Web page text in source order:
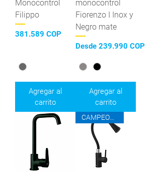
Monocontrol
Filippo
Precio
381.589 COP
Agregar al
carrito
monocontrol
Fiorenzo I Inox y
Negro mate
Desde 239.990 COP
Precio de oferta
Agregar al
carrito
CAMPEONES DEL AHORRO